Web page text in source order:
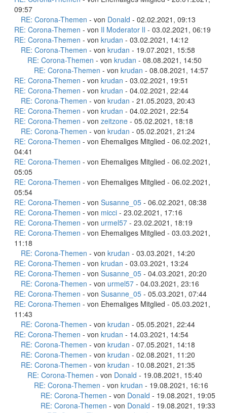
09:57
RE: Corona-Themen - von Donald - 02.02.2021, 09:13
RE: Corona-Themen - von Il Moderator lI - 03.02.2021, 06:19
RE: Corona-Themen - von krudan - 03.02.2021, 14:12
RE: Corona-Themen - von krudan - 19.07.2021, 15:58
RE: Corona-Themen - von krudan - 08.08.2021, 14:50
RE: Corona-Themen - von krudan - 08.08.2021, 14:57
RE: Corona-Themen - von krudan - 03.02.2021, 19:51
RE: Corona-Themen - von krudan - 04.02.2021, 22:44
RE: Corona-Themen - von krudan - 21.05.2023, 20:43
RE: Corona-Themen - von krudan - 04.02.2021, 22:54
RE: Corona-Themen - von zeitzone - 05.02.2021, 18:18
RE: Corona-Themen - von krudan - 05.02.2021, 21:24
RE: Corona-Themen - von Ehemaliges Mitglied - 06.02.2021,
04:41
RE: Corona-Themen - von Ehemaliges Mitglied - 06.02.2021,
05:05
RE: Corona-Themen - von Ehemaliges Mitglied - 06.02.2021,
05:54
RE: Corona-Themen - von Susanne_05 - 06.02.2021, 08:38
RE: Corona-Themen - von micci - 23.02.2021, 17:16
RE: Corona-Themen - von urmel57 - 23.02.2021, 18:19
RE: Corona-Themen - von Ehemaliges Mitglied - 03.03.2021,
11:18
RE: Corona-Themen - von krudan - 03.03.2021, 14:20
RE: Corona-Themen - von krudan - 03.03.2021, 13:24
RE: Corona-Themen - von Susanne_05 - 04.03.2021, 20:20
RE: Corona-Themen - von urmel57 - 04.03.2021, 23:16
RE: Corona-Themen - von Susanne_05 - 05.03.2021, 07:44
RE: Corona-Themen - von Ehemaliges Mitglied - 05.03.2021,
11:43
RE: Corona-Themen - von krudan - 05.05.2021, 22:44
RE: Corona-Themen - von krudan - 14.03.2021, 14:54
RE: Corona-Themen - von krudan - 07.05.2021, 14:18
RE: Corona-Themen - von krudan - 02.08.2021, 11:20
RE: Corona-Themen - von krudan - 10.08.2021, 21:35
RE: Corona-Themen - von Donald - 19.08.2021, 15:40
RE: Corona-Themen - von krudan - 19.08.2021, 16:16
RE: Corona-Themen - von Donald - 19.08.2021, 19:05
RE: Corona-Themen - von Donald - 19.08.2021, 19:33